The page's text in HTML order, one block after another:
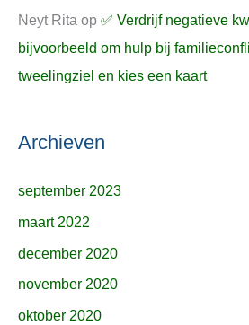
Neyt Rita op ✅ Verdrijf negatieve
bijvoorbeeld om hulp bij
tweelingziel en kies een kaart
Archieven
september 2023
maart 2022
december 2020
november 2020
oktober 2020